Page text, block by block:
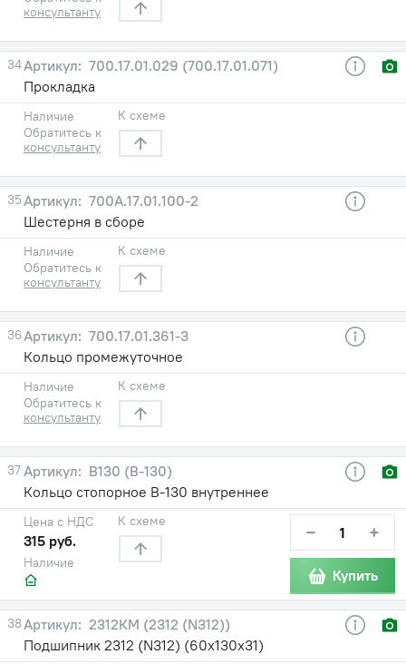
консультанту
34
700.17.01.029 (700.17.01.071)
Прокладка
Наличие
Обратитесь к
консультанту
К схеме
35
700А.17.01.100-2
Шестерня в сборе
Наличие
Обратитесь к
консультанту
К схеме
36
700.17.01.361-3
Кольцо промежуточное
Наличие
Обратитесь к
консультанту
К схеме
37
В130 (В-130)
Кольцо стопорное В-130 внутреннее
Наличие
Цена с НДС
315 руб.
К схеме − +
Купить
38
2312КМ (2312 (N312))
Подшипник 2312 (N312) (60х130х31)